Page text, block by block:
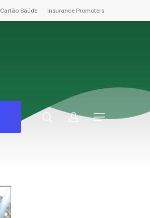
Cartão Saúde Insurance Promoters
searchaccount
Menu